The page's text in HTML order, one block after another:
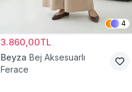
4
3.860,00TL
Beyza Bej Aksesuarlı
Ferace